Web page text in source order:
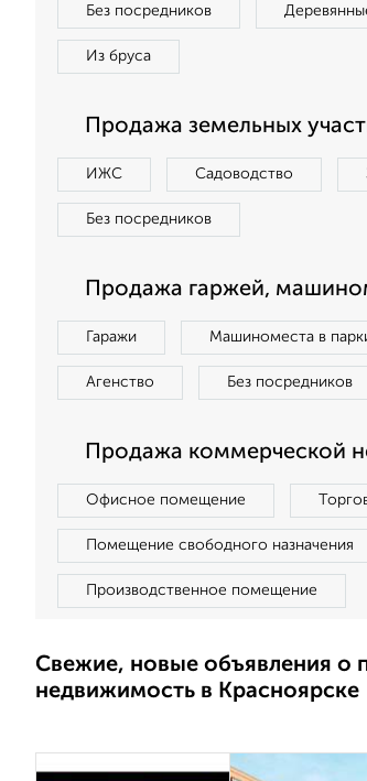
Без посредников
Из бруса
Продажа земельных
ИЖС Садоводство
Без посредников
Продажа гаржей,
Гаражи Машиноместа в
Агенство Без посредников
Продажа коммерческой
Офисное помещение
Помещение свободного назначения
Производственное помещение
Свежие, новые объявления о
недвижимость в Красноярске